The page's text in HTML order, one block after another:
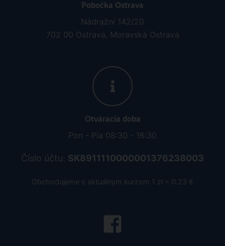
Pobočka Ostrava
Nádražní 142/20
702 00 Ostrava, Moravská Ostrava
Otváracia doba
Pon - Pia 08:30 - 16:30
Číslo účtu: SK8911110000001376238003
Obchodujeme s aktuálnym kurzom 1 zł = 0.23 €